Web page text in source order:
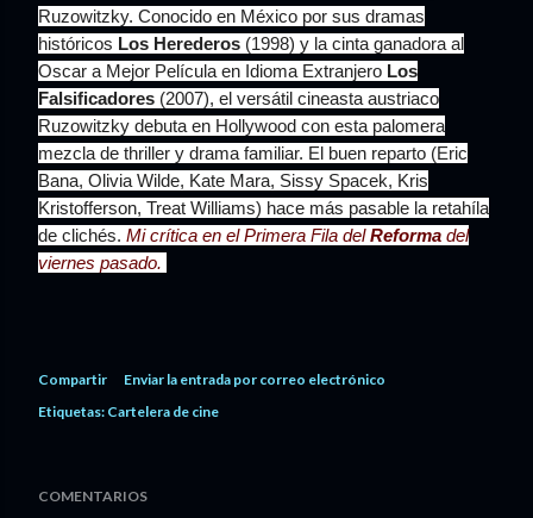
Ruzowitzky. Conocido en México por sus dramas
históricos Los Herederos (1998) y la cinta ganadora al
Oscar a Mejor Película en Idioma Extranjero Los
Falsificadores (2007), el versátil cineasta austriaco
Ruzowitzky debuta en Hollywood con esta palomera
mezcla de thriller y drama familiar. El buen reparto (Eric
Bana, Olivia Wilde, Kate Mara, Sissy Spacek, Kris
Kristofferson, Treat Williams) hace más pasable la retahíla
de clichés. Mi crítica en el Primera Fila delReforma del
viernes pasado.
Compartir
Enviar la entrada por correo electrónico
Etiquetas: Cartelera de cine
COMENTARIOS